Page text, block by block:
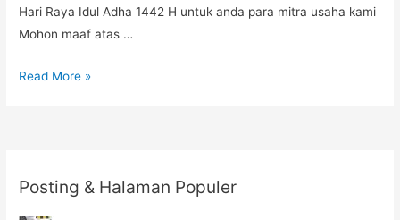
Hari Raya Idul Adha 1442 H untuk anda para mitra usaha kami
Mohon maaf atas …
IDUL
Read More »
Posting & Halaman Populer